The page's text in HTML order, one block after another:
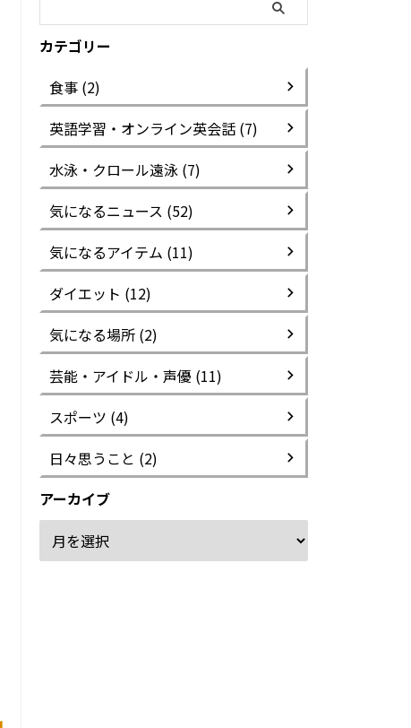
カテゴリー
食事 (2)
英語学習・オンライン英会話 (7)
水泳・クロール遠泳 (7)
気になるニュース (52)
気になるアイテム (11)
ダイエット (12)
気になる場所 (2)
芸能・アイドル・声優 (11)
スポーツ (4)
日々思うこと (2)
アーカイブ